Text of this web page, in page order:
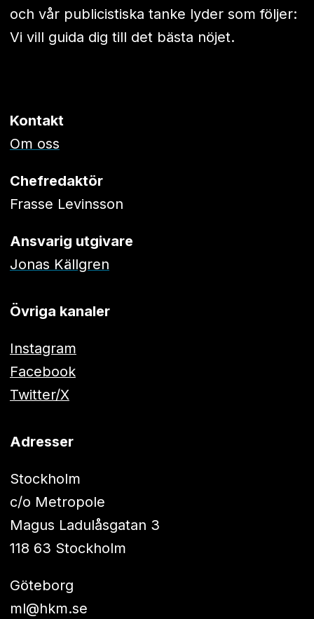
och vår publicistiska tanke lyder som följer:
Vi vill guida dig till det bästa nöjet.
Kontakt
Om oss
Chefredaktör
Frasse Levinsson
Ansvarig utgivare
Jonas Källgren
Övriga kanaler
Instagram
Facebook
Twitter/X
Adresser
Stockholm
c/o Metropole
Magus Ladulåsgatan 3
118 63 Stockholm
Göteborg
ml@hkm.se